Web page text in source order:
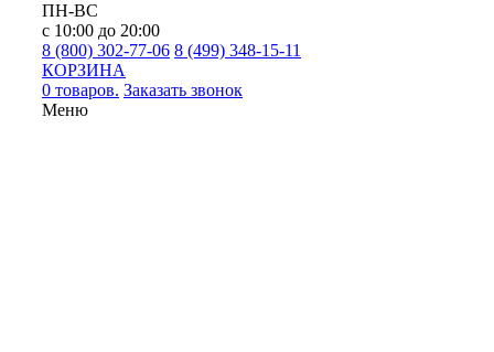
ПН-ВС
с 10:00 до 20:00
8 (800) 302-77-06 8 (499) 348-15-11
КОРЗИНА
0 товаров. Заказать звонок
Меню